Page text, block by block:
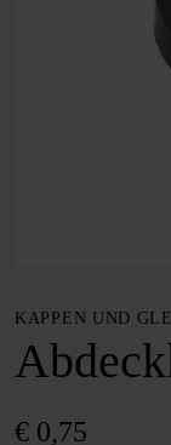
KAPPEN UND
€ 0,75